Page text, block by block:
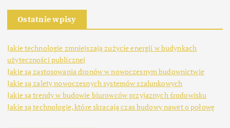
Ostatnie wpisy
Jakie technologie zmniejszają zużycie energii w budynkach
użyteczności publicznej
Jakie są zastosowania dronów w nowoczesnym budownictwie
Jakie są zalety nowoczesnych systemów szalunkowych
Jakie są trendy w budowie biurowców przyjaznych środowisku
Jakie są technologie, które skracają czas budowy nawet o połowę